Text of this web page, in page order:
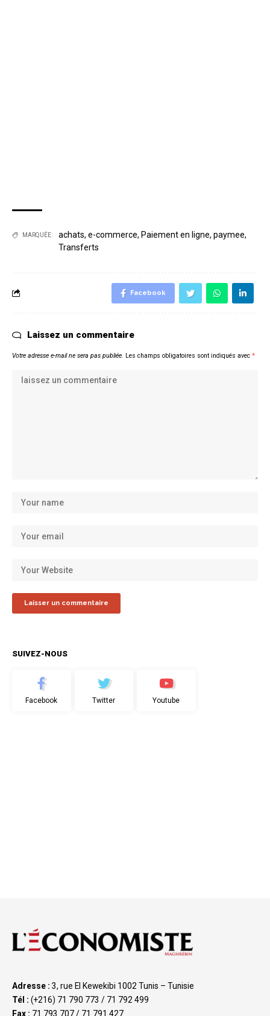
MARQUÉE: achats, e-commerce, Paiement en ligne, paymee,
Transferts
Facebook
Laissez un commentaire
Votre adresse e-mail ne sera pas publiée. Les champs obligatoires sont indiqués avec *
SUIVEZ-NOUS
Facebook Twitter Youtube
Adresse : 3, rue El Kewekibi 1002 Tunis – Tunisie
Tél : (+216) 71 790 773 / 71 792 499
Fax : 71 793 707 / 71 791 427